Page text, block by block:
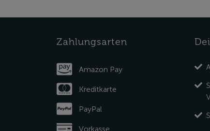
Zahlungsarten
Amazon Pay
Kreditkarte
PayPal
Vorkasse